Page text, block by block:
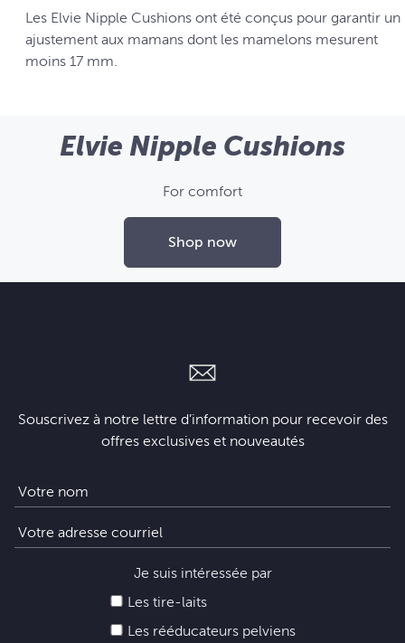
Les Elvie Nipple Cushions ont été conçus pour garantir un
ajustement aux mamans dont les mamelons mesurent
moins 17 mm.
Elvie Nipple Cushions
For comfort
Shop now
Souscrivez à notre lettre d’information pour recevoir des
offres exclusives et nouveautés
Je suis intéressée par
Les tire-laits
Les rééducateurs pelviens